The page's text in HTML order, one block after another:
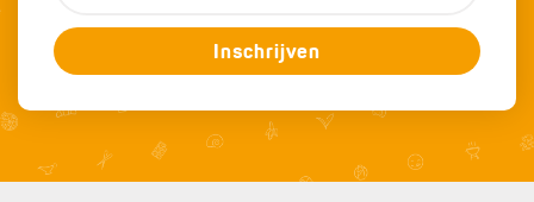
Inschrijven